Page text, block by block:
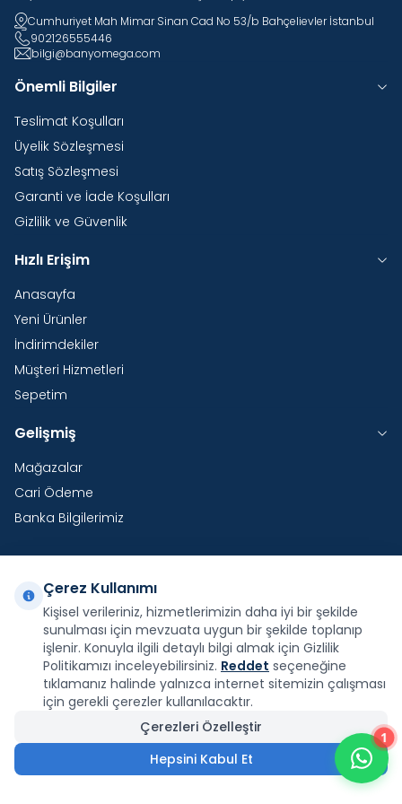
1
24.459,96 Sepete Ekle
Cumhuriyet Mah Mimar Sinan Cad No 53/b Bahçelievler İstanbul
902126555446
bilgi@banyomega.com
Önemli Bilgiler
Teslimat Koşulları
Üyelik Sözleşmesi
Satış Sözleşmesi
Garanti ve İade Koşulları
Gizlilik ve Güvenlik
Hızlı Erişim
Anasayfa
Yeni Ürünler
İndirimdekiler
Müşteri Hizmetleri
Sepetim
Gelişmiş
Mağazalar
Cari Ödeme
Banka Bilgilerimiz
Yurtdışı Kargo
Şirketimiz E-Fatura ve E-Arşiv Fatura uygulaması
kapsamındadır.
Facebook
X İnstagram
YoutubePinterest
Çerez Kullanımı
Kişisel verileriniz, hizmetlerimizin daha iyi bir şekilde
sunulması için mevzuata uygun bir şekilde toplanıp
işlenir. Konuyla ilgili detaylı bilgi almak için Gizlilik
Politikamızı inceleyebilirsiniz. Reddet seçeneğine
tıklamanız halinde yalnızca internet sitemizin çalışması
için gerekli çerezler kullanılacaktır.
Çerezleri Özelleştir
Hepsini Kabul Et